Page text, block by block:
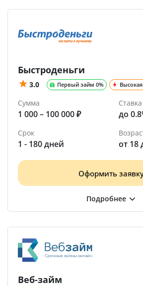
Быстроденьги
3.0 Первый займ 0%
Сумма
1 000 – 100 000 ₽
Ставка
до
Срок
1 - 180 дней от 18
Оформить
Веб-займ